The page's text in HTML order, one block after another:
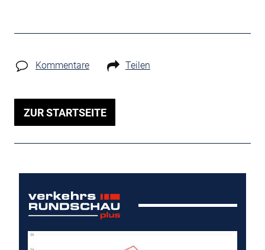
Kommentare Teilen
ZUR STARTSEITE